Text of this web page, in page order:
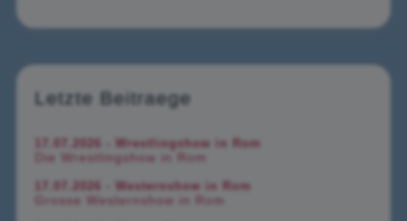
Letzte Beitraege
17.07.2026 - Wrestlingshow in Rom
Die Wrestlingshow in Rom
17.07.2026 - Westernshow in Rom
Grosse Westernshow in Rom